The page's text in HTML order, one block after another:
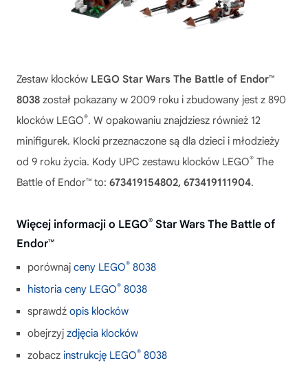
Zestaw klocków LEGO Star Wars The Battle of Endor™
8038 został pokazany w 2009 roku i zbudowany jest z 890
klocków LEGO®. W opakowaniu znajdziesz również 12
minifigurek. Klocki przeznaczone są dla dzieci i młodzieży
od 9 roku życia. Kody UPC zestawu klocków LEGO® The
Battle of Endor™ to: 673419154802, 673419111904.
Więcej informacji o LEGO® Star Wars The Battle of
Endor™
porównaj ceny LEGO® 8038
historia ceny LEGO® 8038
sprawdź opis klocków
obejrzyj zdjęcia klocków
zobacz instrukcję LEGO® 8038